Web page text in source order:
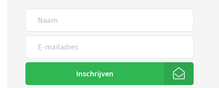
Inschrijven